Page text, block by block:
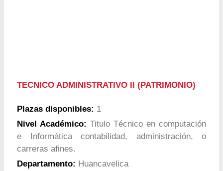
TECNICO ADMINISTRATIVO II (PATRIMONIO)
Plazas disponibles: 1
Nivel Académico: Titulo Técnico en computación
e Informática contabilidad, administración, o
carreras afines.
Departamento: Huancavelica